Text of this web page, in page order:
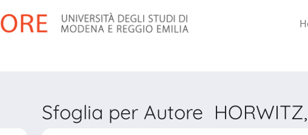
Sfoglia per Autore